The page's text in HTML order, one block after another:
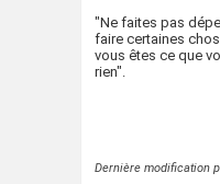
"Ne faites pas
faire certaines
vous êtes ce que
rien".
Dernière modification